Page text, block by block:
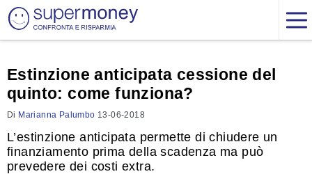
Estinzione anticipata cessione del
quinto: come funziona?
Di Marianna Palumbo 13-06-2018
L’estinzione anticipata permette di chiudere un
finanziamento prima della scadenza ma può
prevedere dei costi extra.